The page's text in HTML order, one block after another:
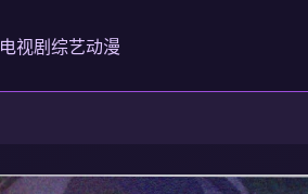
电视剧综艺动漫